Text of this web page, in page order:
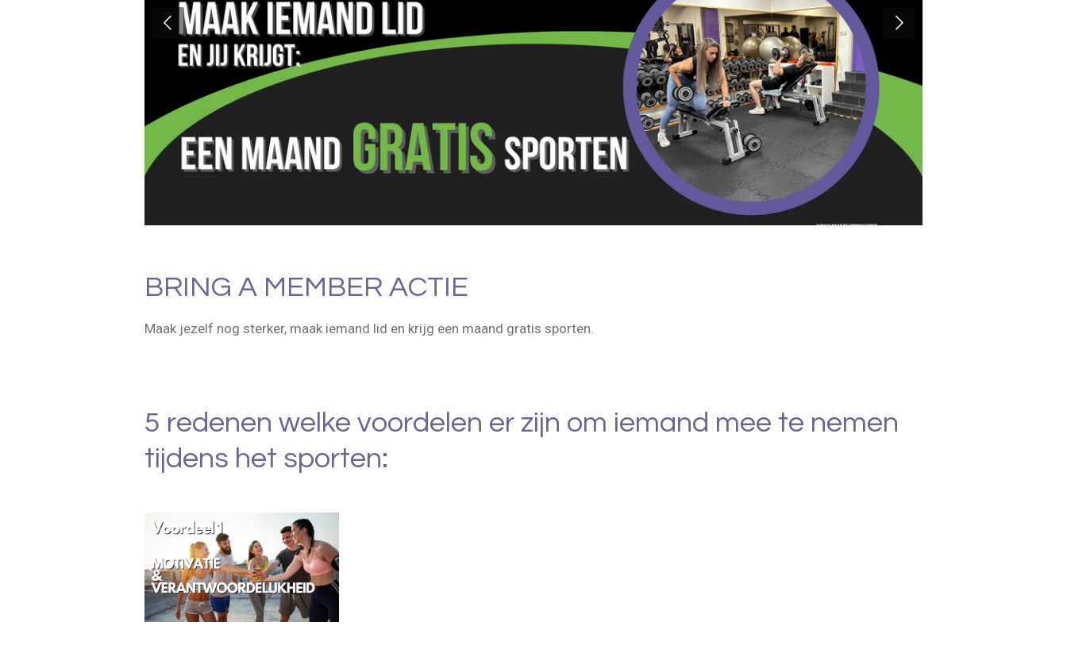
BRING A MEMBER ACTIE
Maak jezelf nog sterker, maak iemand lid en krijg een maand gratis sporten.
5 redenen welke voordelen er zijn om iemand mee te nemen
tijdens het sporten: